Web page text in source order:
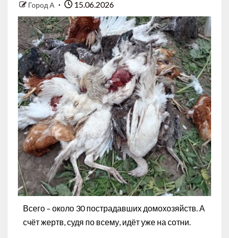
Город А 15.06.2026
Всего – около 30 пострадавших домохозяйств. А
счёт жертв, судя по всему, идёт уже на сотни.